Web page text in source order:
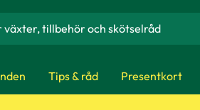
Tips & råd Presentkort